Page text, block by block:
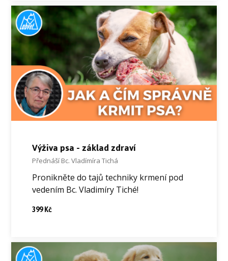
Výživa psa - základ zdraví
Přednáší Bc. Vladímíra Tichá
Pronikněte do tajů techniky krmení pod
vedením Bc. Vladimíry Tiché!
399 Kč